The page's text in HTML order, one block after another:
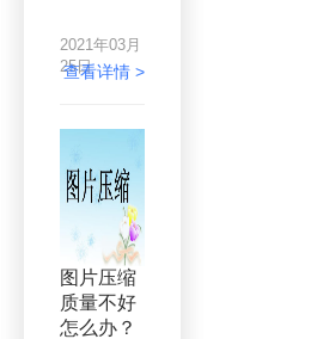
问题导致图
片变形，那
工具质量问
题，那么就
直接换一个
编帮忙分析
一下到底是
部分网站加
是由于站内
图片太大导
致，其次是
代码冗余。
打开网站检
查的时候发
现，图片都
是一点一点
2021年03月
25日
查看详情 >
图片压缩
质量不好
怎么办？